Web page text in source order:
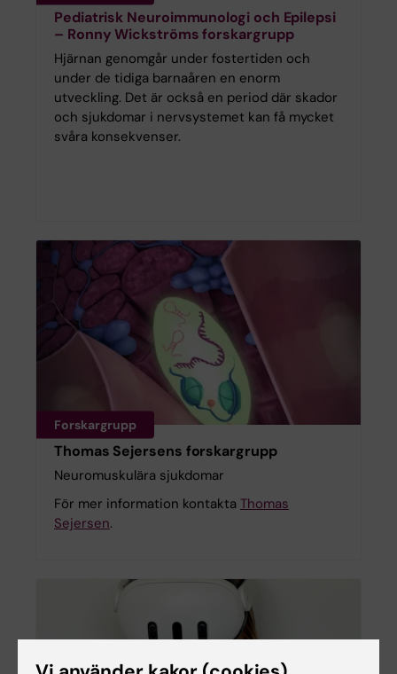
Pediatrisk Neuroimmunologi och Epilepsi
– Ronny Wickströms forskargrupp
Hjärnan genomgår under fostertiden och
under de tidiga barnaåren en enorm
utveckling. Det är också en period där skador
och sjukdomar i nervsystemet kan få mycket
svåra konsekvenser.
Forskargrupp
Thomas Sejersens forskargrupp
Neuromuskulära sjukdomar
För mer information kontakta Thomas
Sejersen.